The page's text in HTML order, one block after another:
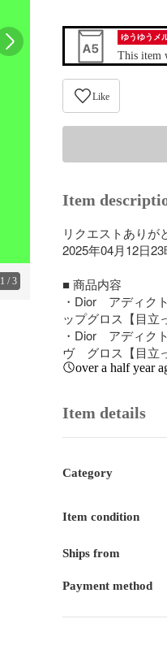
1 /3
ゆうゆうメ
This item
Like
Item
リクエストありが
2025年04月12日
■ 商品内容
・Dior　アディク
ップグロス【目立
・Dior　アディク
ヴ　グロス【目立
over a half year
Item details
Category
Item condition
Ships from
Payment method